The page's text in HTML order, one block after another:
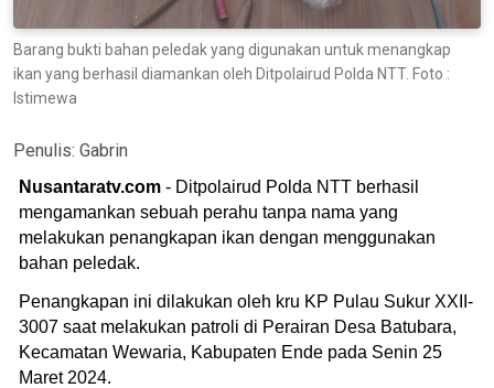
Barang bukti bahan peledak yang digunakan untuk menangkap
ikan yang berhasil diamankan oleh Ditpolairud Polda NTT. Foto :
Istimewa
Penulis: Gabrin
Nusantaratv.com - Ditpolairud Polda NTT berhasil
mengamankan sebuah perahu tanpa nama yang
melakukan penangkapan ikan dengan menggunakan
bahan peledak.
Penangkapan ini dilakukan oleh kru KP Pulau Sukur XXII-
3007 saat melakukan patroli di Perairan Desa Batubara,
Kecamatan Wewaria, Kabupaten Ende pada Senin 25
Maret 2024.